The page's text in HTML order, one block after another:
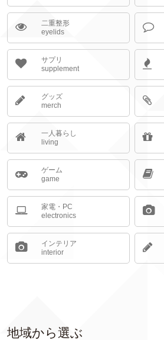
二重整形
eyelids
サプリ
supplement
グッズ
merch
一人暮らし
living
ゲーム
game
家電・PC
electronics
インテリア
interior
地域から選ぶ